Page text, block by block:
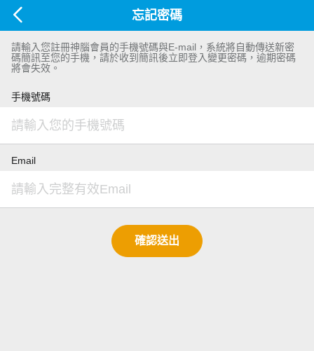
忘記密碼
請輸入您註冊神腦會員的手機號碼與E-mail，系統將自動傳送新密
碼簡訊至您的手機，請於收到簡訊後立即登入變更密碼，逾期密碼
將會失效。
手機號碼
Email
確認送出